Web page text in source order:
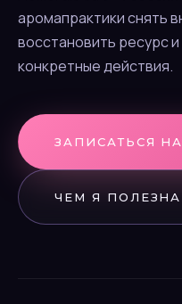
аромапрактики снять
восстановить ресурс
конкретные действия.
ЗАПИСАТЬСЯ
ЧЕМ Я ПОЛЕЗНА